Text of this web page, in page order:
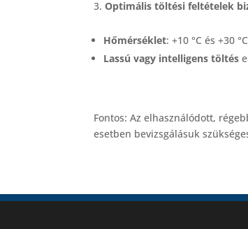
Optimális töltési feltételek
Hőmérséklet: +10 °C és +30
Lassú vagy intelligens töltés
Fontos: Az elhasználódott,
esetben bevizsgálásuk